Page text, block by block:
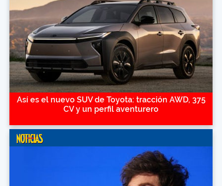
Así es el nuevo SUV de Toyota: tracción AWD, 375
CV y un perfil aventurero